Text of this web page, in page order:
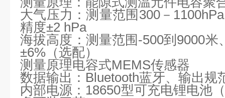
大气压力：测量范围 300－ 1100hPa
精度±2 hPa
海拔高度：测量范围-500到 9000米
±6% （选配）
测量原理电容式MEMS传感器
数据输出： Bluetooth蓝牙、输出规
内部电源： 18650型可充电锂电池